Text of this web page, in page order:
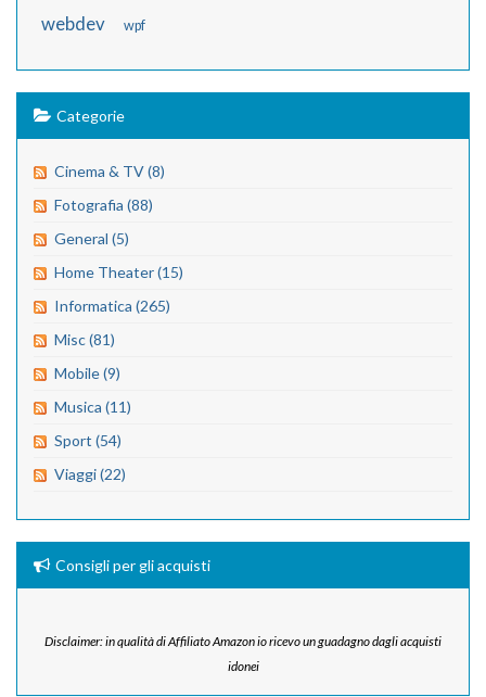
webdev wpf
Categorie
Cinema & TV (8)
Fotografia (88)
General (5)
Home Theater (15)
Informatica (265)
Misc (81)
Mobile (9)
Musica (11)
Sport (54)
Viaggi (22)
Consigli per gli acquisti
Disclaimer: in qualità di Affiliato Amazon io ricevo un guadagno dagli acquisti
idonei